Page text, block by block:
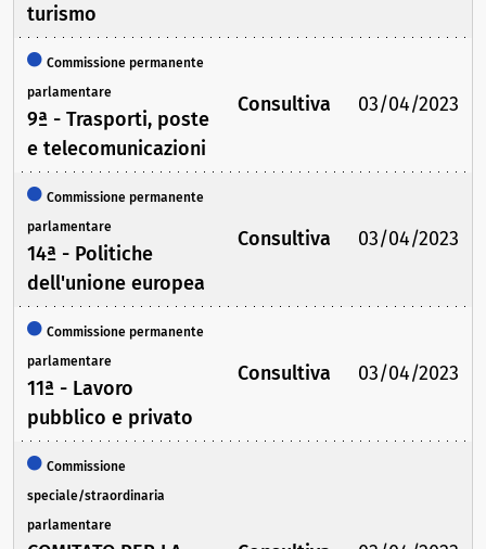
turismo
Commissione permanente
parlamentare
9ª - Trasporti, poste
e telecomunicazioni
Consultiva 03/04/2023
Commissione permanente
parlamentare
14ª - Politiche
dell'unione europea
Consultiva 03/04/2023
Commissione permanente
parlamentare
11ª - Lavoro
pubblico e privato
Consultiva 03/04/2023
Commissione
speciale/straordinaria
parlamentare